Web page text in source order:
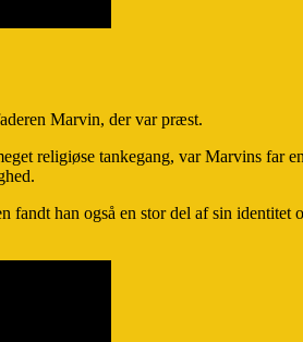
Marvin, der var præst.
religiøse tankegang, var Marvins far
han også en stor del af sin